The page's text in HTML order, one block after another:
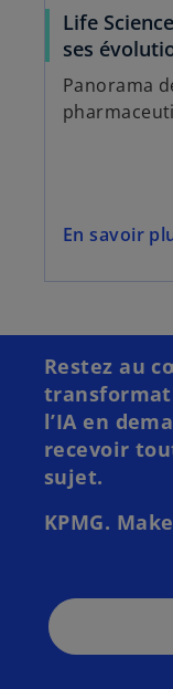
Life
ses
Panorama
En savoir
Restez au
l’IA en
recevoir
sujet.
KPMG.